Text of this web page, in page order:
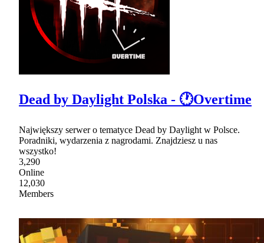
Dead by Daylight Polska - 🕐Overtime
Największy serwer o tematyce Dead by Daylight w Polsce.
Poradniki, wydarzenia z nagrodami. Znajdziesz u nas
wszystko!
3,290
Online
12,030
Members